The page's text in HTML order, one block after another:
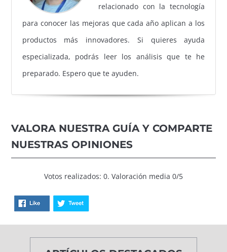
relacionado con la tecnología
para conocer las mejoras que cada año aplican a los
productos más innovadores. Si quieres ayuda
especializada, podrás leer los análisis que te he
preparado. Espero que te ayuden.
VALORA NUESTRA GUÍA Y COMPARTE
NUESTRAS OPINIONES
Votos realizados: 0. Valoración media 0/5